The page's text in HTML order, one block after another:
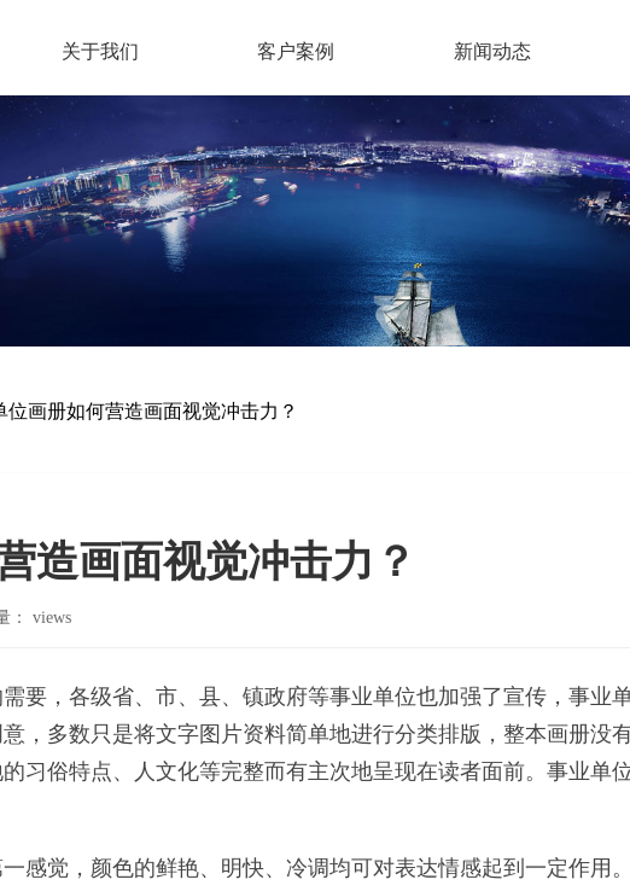
关于我们 客户案例 新闻动态
位画册如何营造画面视觉冲击力？
造画面视觉冲击力？
： views
要，各级省、市、县、镇政府等事业单位也加强了宣传，事业
，多数只是将文字图片资料简单地进行分类排版，整本画册没
习俗特点、人文化等完整而有主次地呈现在读者面前。事业单
感觉，颜色的鲜艳、明快、冷调均可对表达情感起到一定作用